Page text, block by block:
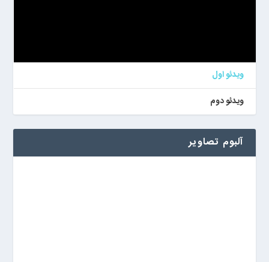
ویدئو اول
ویدئو دوم
آلبوم تصاویر